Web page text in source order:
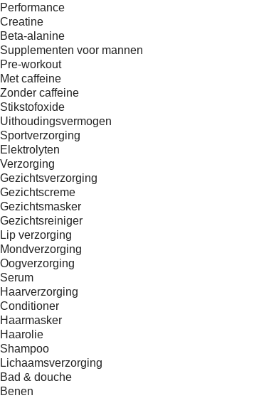
Performance
Creatine
Beta-alanine
Supplementen voor mannen
Pre-workout
Met caffeine
Zonder caffeine
Stikstofoxide
Uithoudingsvermogen
Sportverzorging
Elektrolyten
Verzorging
Gezichtsverzorging
Gezichtscreme
Gezichtsmasker
Gezichtsreiniger
Lip verzorging
Mondverzorging
Oogverzorging
Serum
Haarverzorging
Conditioner
Haarmasker
Haarolie
Shampoo
Lichaamsverzorging
Bad & douche
Benen